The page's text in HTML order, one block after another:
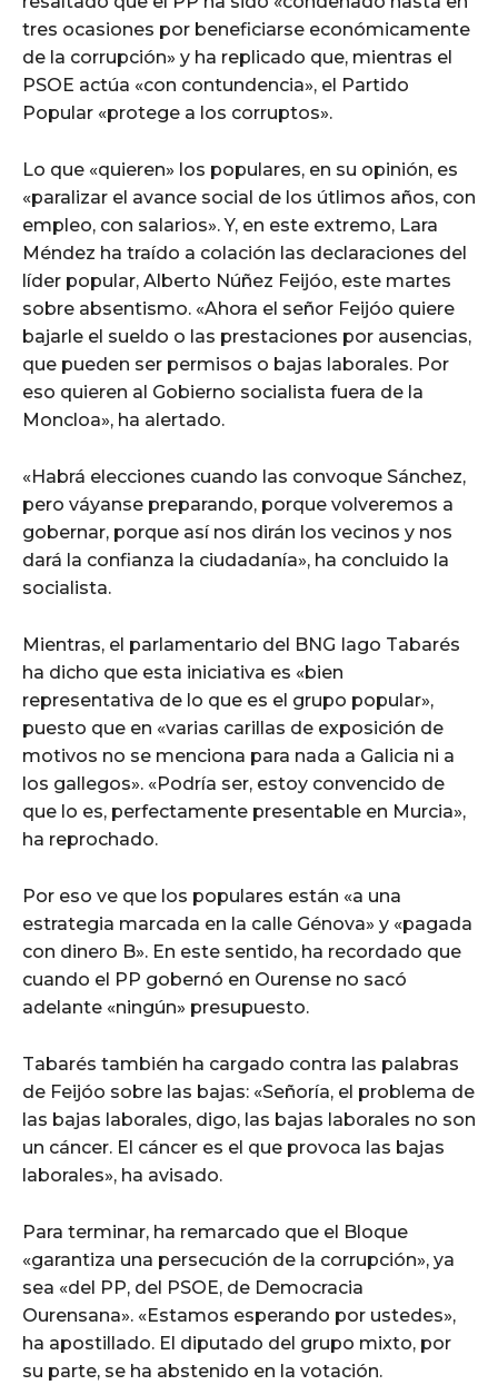
tres ocasiones por beneficiarse económicamente
de la corrupción» y ha replicado que, mientras el
PSOE actúa «con contundencia», el Partido
Popular «protege a los corruptos».
Lo que «quieren» los populares, en su opinión, es
«paralizar el avance social de los útlimos años, con
empleo, con salarios». Y, en este extremo, Lara
Méndez ha traído a colación las declaraciones del
líder popular, Alberto Núñez Feijóo, este martes
sobre absentismo. «Ahora el señor Feijóo quiere
bajarle el sueldo o las prestaciones por ausencias,
que pueden ser permisos o bajas laborales. Por
eso quieren al Gobierno socialista fuera de la
Moncloa», ha alertado.
«Habrá elecciones cuando las convoque Sánchez,
pero váyanse preparando, porque volveremos a
gobernar, porque así nos dirán los vecinos y nos
dará la confianza la ciudadanía», ha concluido la
socialista.
Mientras, el parlamentario del BNG Iago Tabarés
ha dicho que esta iniciativa es «bien
representativa de lo que es el grupo popular»,
puesto que en «varias carillas de exposición de
motivos no se menciona para nada a Galicia ni a
los gallegos». «Podría ser, estoy convencido de
que lo es, perfectamente presentable en Murcia»,
ha reprochado.
Por eso ve que los populares están «a una
estrategia marcada en la calle Génova» y «pagada
con dinero B». En este sentido, ha recordado que
cuando el PP gobernó en Ourense no sacó
adelante «ningún» presupuesto.
Tabarés también ha cargado contra las palabras
de Feijóo sobre las bajas: «Señoría, el problema de
las bajas laborales, digo, las bajas laborales no son
un cáncer. El cáncer es el que provoca las bajas
laborales», ha avisado.
Para terminar, ha remarcado que el Bloque
«garantiza una persecución de la corrupción», ya
sea «del PP, del PSOE, de Democracia
Ourensana». «Estamos esperando por ustedes»,
ha apostillado. El diputado del grupo mixto, por
su parte, se ha abstenido en la votación.